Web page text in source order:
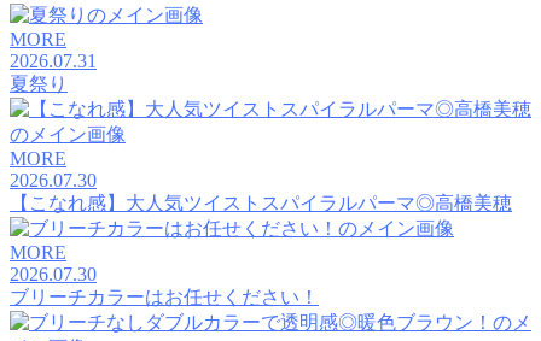
MORE
2026.07.31
夏祭り
MORE
2026.07.30
【こなれ感】大人気ツイストスパイラルパーマ◎高橋美穂
MORE
2026.07.30
ブリーチカラーはお任せください！